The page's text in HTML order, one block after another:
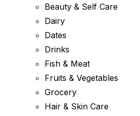
Beauty & Self Care
Dairy
Dates
Drinks
Fish & Meat
Fruits & Vegetables
Grocery
Hair & Skin Care